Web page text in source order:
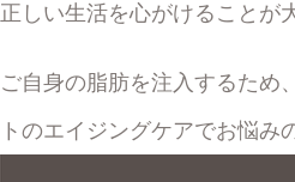
正しい生活を心がけることが
ご自身の脂肪を注入するため
トのエイジングケアでお悩み